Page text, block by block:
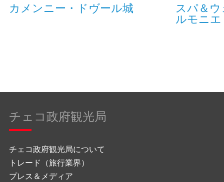
カメンニー・ドヴール城
スパ＆
ルモニエ
チェコ政府観光局
チェコ政府観光局について
トレード（旅行業界）
プレス＆メディア